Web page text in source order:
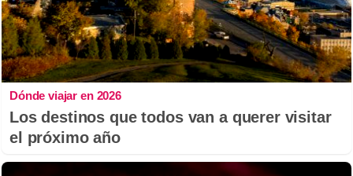
Dónde viajar en 2026
Los destinos que todos van a querer visitar
el próximo año